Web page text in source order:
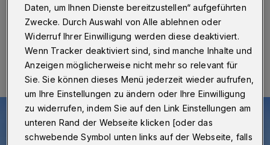
Eine Minute Lesezeit
Daten, um Ihnen Dienste bereitzustellen“ aufgeführten
Zwecke. Durch Auswahl von Alle ablehnen oder
Widerruf Ihrer Einwilligung werden diese deaktiviert.
Wenn Tracker deaktiviert sind, sind manche Inhalte und
Anzeigen möglicherweise nicht mehr so relevant für
Sie. Sie können dieses Menü jederzeit wieder aufrufen,
um Ihre Einstellungen zu ändern oder Ihre Einwilligung
zu widerrufen, indem Sie auf den Link Einstellungen am
unteren Rand der Webseite klicken [oder das
schwebende Symbol unten links auf der Webseite, falls